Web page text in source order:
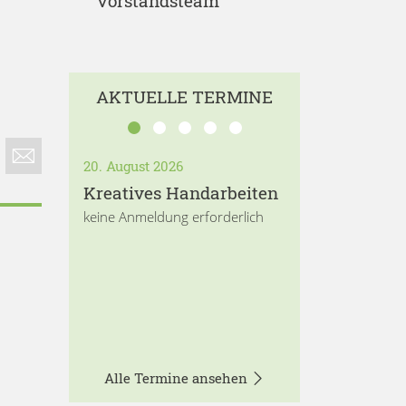
AKTUELLE TERMINE
20. August 2026
Kreatives Handarbeiten
keine Anmeldung erforderlich
Alle Termine ansehen